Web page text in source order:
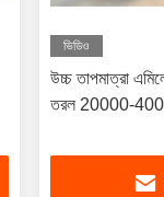
ভিডিও
উচ্চ তাপমাত্রা
তরল 20000-